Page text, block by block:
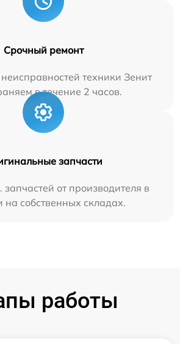
Срочный ремонт
техники Зенит
в течение 2 часов.
запчасти
запчастей от производителя в
на собственных складах.
работы